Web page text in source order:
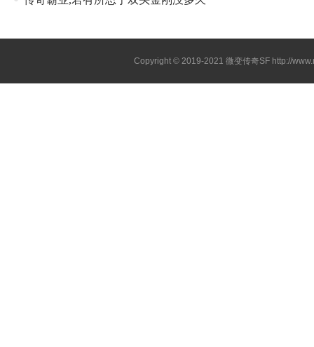
Copyright © 2019-2021 微变传奇SF http://